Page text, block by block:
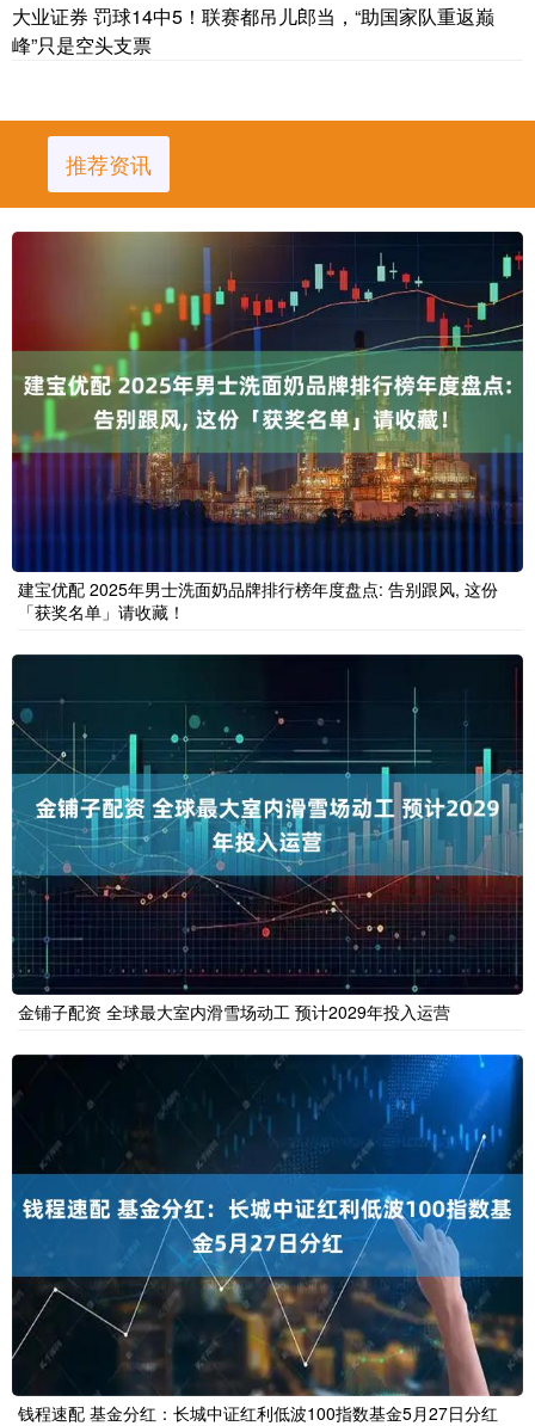
大业证券 罚球14中5！联赛都吊儿郎当，“助国家队重返巅
峰”只是空头支票
推荐资讯
建宝优配 2025年男士洗面奶品牌排行榜年度盘点: 告别跟风, 这份
「获奖名单」请收藏！
金铺子配资 全球最大室内滑雪场动工 预计2029年投入运营
钱程速配 基金分红：长城中证红利低波100指数基金5月27日分红